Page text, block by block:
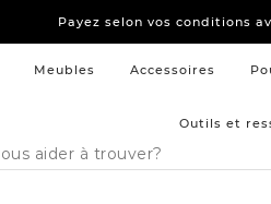
Payez selon vos conditions
15 % –Literieetmobilier de
Payez selon vos conditions
Meubles Accessoires
Outils et